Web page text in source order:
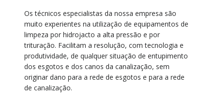
Os técnicos especialistas da nossa empresa são
muito experientes na utilização de equipamentos de
limpeza por hidrojacto a alta pressão e por
trituração. Facilitam a resolução, com tecnologia e
produtividade, de qualquer situação de entupimento
dos esgotos e dos canos da canalização, sem
originar dano para a rede de esgotos e para a rede
de canalização.